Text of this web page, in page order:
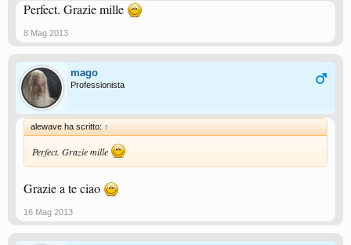
Perfect. Grazie mille
8 Mag 2013
mago
Professionista
alewave ha scritto: ↑
Perfect. Grazie mille
Grazie a te ciao
16 Mag 2013